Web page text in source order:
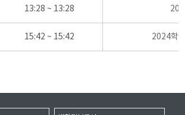
13:28 ~ 13:28
15:42 ~ 15:42 2024학